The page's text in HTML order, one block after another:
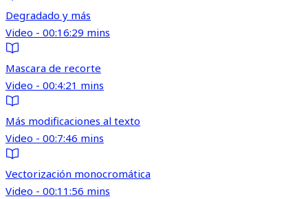
Degradado y más
Video - 00:16:29 mins
Mascara de recorte
Video - 00:4:21 mins
Más modificaciones al texto
Video - 00:7:46 mins
Vectorización monocromática
Video - 00:11:56 mins